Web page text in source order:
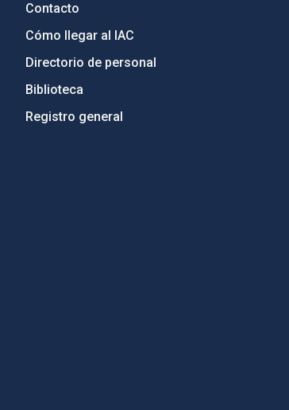
Contacto
Cómo llegar al IAC
Directorio de personal
Biblioteca
Registro general